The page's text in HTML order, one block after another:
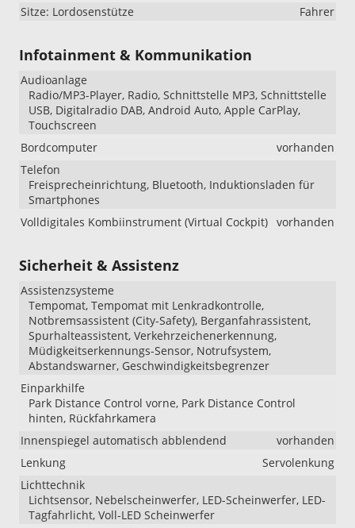
Sitze: Lordosenstütze
Fahrer
Infotainment & Kommunikation
Audioanlage
Radio/MP3-Player, Radio, Schnittstelle MP3, Schnittstelle
USB, Digitalradio DAB, Android Auto, Apple CarPlay,
Touchscreen
Bordcomputer
vorhanden
Telefon
Freisprecheinrichtung, Bluetooth, Induktionsladen für
Smartphones
Volldigitales Kombiinstrument (Virtual Cockpit) vorhanden
Sicherheit & Assistenz
Assistenzsysteme
Tempomat, Tempomat mit Lenkradkontrolle,
Notbremsassistent (City-Safety), Berganfahrassistent,
Spurhalteassistent, Verkehrzeichenerkennung,
Müdigkeitserkennungs-Sensor, Notrufsystem,
Abstandswarner, Geschwindigkeitsbegrenzer
Einparkhilfe
Park Distance Control vorne, Park Distance Control
hinten, Rückfahrkamera
Innenspiegel automatisch abblendend
vorhanden
Lenkung
Servolenkung
Lichttechnik
Lichtsensor, Nebelscheinwerfer, LED-Scheinwerfer, LED-
Tagfahrlicht, Voll-LED Scheinwerfer